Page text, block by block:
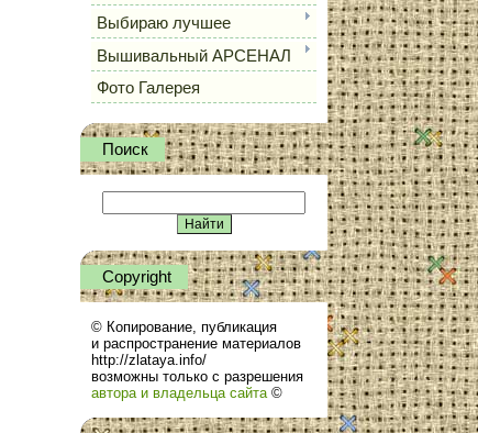
Выбираю лучшее
Вышивальный АРСЕНАЛ
Фото Галерея
Поиск
Сopyright
© Копирование, публикация
и распространение материалов
http://zlataya.info/
возможны только с разрешения
автора и владельца сайта©